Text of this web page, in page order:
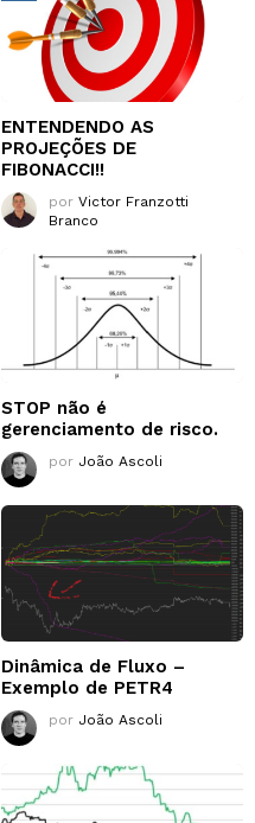
ENTENDENDO AS
PROJEÇÕES DE
FIBONACCI!!
por Victor Franzotti
Branco
STOP não é
gerenciamento de risco.
por João Ascoli
Dinâmica de Fluxo –
Exemplo de PETR4
por João Ascoli